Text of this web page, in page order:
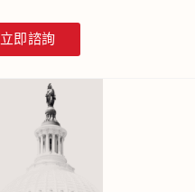
立即諮詢